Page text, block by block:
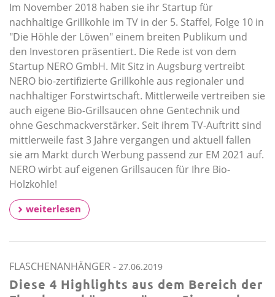
Im November 2018 haben sie ihr Startup für
nachhaltige Grillkohle im TV in der 5. Staffel, Folge 10 in
"Die Höhle der Löwen" einem breiten Publikum und
den Investoren präsentiert. Die Rede ist von dem
Startup NERO GmbH. Mit Sitz in Augsburg vertreibt
NERO bio-zertifizierte Grillkohle aus regionaler und
nachhaltiger Forstwirtschaft. Mittlerweile vertreiben sie
auch eigene Bio-Grillsaucen ohne Gentechnik und
ohne Geschmackverstärker. Seit ihrem TV-Auftritt sind
mittlerweile fast 3 Jahre vergangen und aktuell fallen
sie am Markt durch Werbung passend zur EM 2021 auf.
NERO wirbt auf eigenen Grillsaucen für Ihre Bio-
Holzkohle!
weiterlesen
FLASCHENANHÄNGER- 27.06.2019
Diese 4 Highlights aus dem Bereich der